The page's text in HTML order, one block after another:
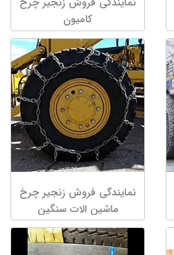
کامیون
نمایندگی فروش زنجیر چرخ
ماشین الات سنگین